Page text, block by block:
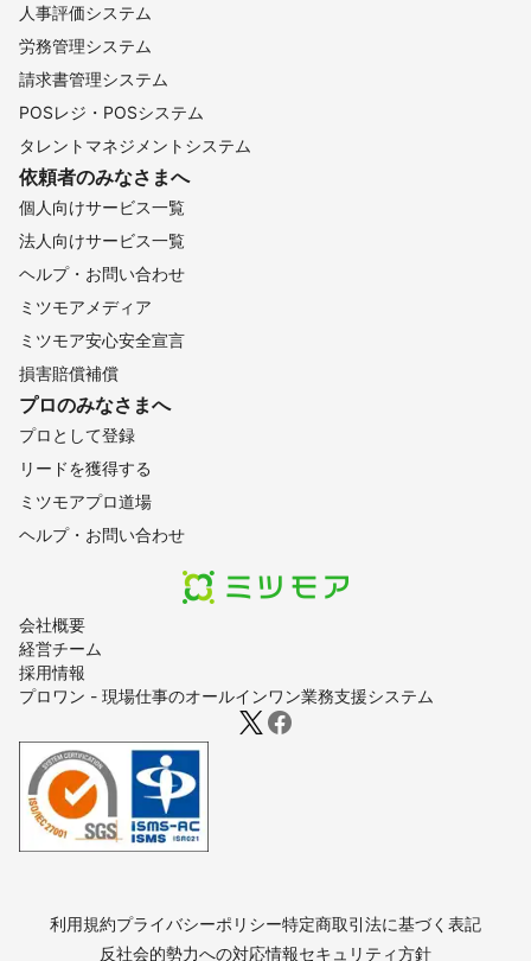
会社概要
経営チーム
採用情報
プロワン - 現場仕事のオールインワン業務支援システム
人事評価システム
労務管理システム
請求書管理システム
POSレジ・POSシステム
タレントマネジメントシステム
依頼者のみなさまへ
個人向けサービス一覧
法人向けサービス一覧
ヘルプ・お問い合わせ
ミツモアメディア
ミツモア安心安全宣言
損害賠償補償
プロのみなさまへ
プロとして登録
リードを獲得する
ミツモアプロ道場
ヘルプ・お問い合わせ
利用規約プライバシーポリシー特定商取引法に基づく表記
反社会的勢力への対応情報セキュリティ方針